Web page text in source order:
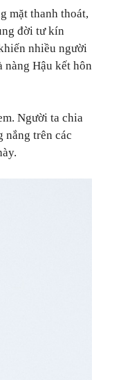
mặt thanh thoát,
đời tư kín
nhiều người
Hậu kết hôn
Người ta chia
nắng trên các